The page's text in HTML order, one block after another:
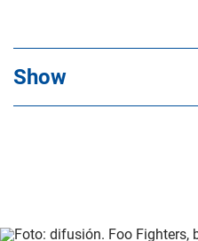
Show